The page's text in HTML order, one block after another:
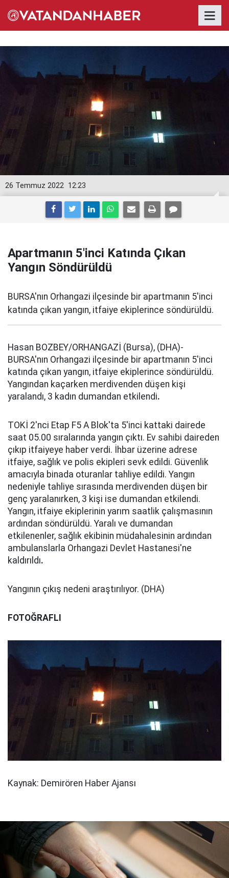
12:23
26 Temmuz 2022
Apartmanın 5'inci Katında Çıkan
Yangın Söndürüldü
BURSA'nın Orhangazi ilçesinde bir apartmanın 5'inci
katında çıkan yangın, itfaiye ekiplerince söndürüldü.
Hasan BOZBEY/ORHANGAZİ (Bursa), (DHA)-
BURSA'nın Orhangazi ilçesinde bir apartmanın 5'inci
katında çıkan yangın, itfaiye ekiplerince söndürüldü.
Yangından kaçarken merdivenden düşen kişi
yaralandı, 3 kadın dumandan etkilendi.
TOKİ 2'nci Etap F5 A Blok'ta 5'inci kattaki dairede
saat 05.00 sıralarında yangın çıktı. Ev sahibi daireden
çıkıp itfaiyeye haber verdi. İhbar üzerine adrese
itfaiye, sağlık ve polis ekipleri sevk edildi. Güvenlik
amacıyla binada oturanlar tahliye edildi. Yangın
nedeniyle tahliye sırasında merdivenden düşen bir
genç yaralanırken, 3 kişi ise dumandan etkilendi.
Yangın, itfaiye ekiplerinin yarım saatlik çalışmasının
ardından söndürüldü. Yaralı ve dumandan
etkilenenler, sağlık ekibinin müdahalesinin ardından
ambulanslarla Orhangazi Devlet Hastanesi'ne
kaldırıldı.
Yangının çıkış nedeni araştırılıyor. (DHA)
FOTOĞRAFLI
Kaynak: Demirören Haber Ajansı